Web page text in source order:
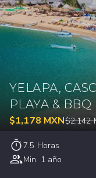
YELAPA,
PLAYA & BBQ
$1,178 MXN$2,142
7.5 Horas
Min. 1 año